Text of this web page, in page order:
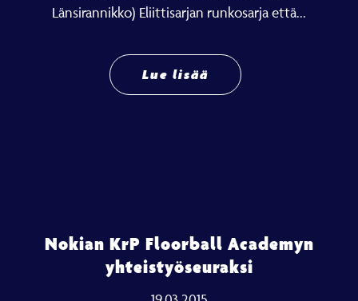
Länsirannikko) Eliittisarjan runkosarja että...
Lue lisää
Nokian KrP Floorball Academyn
yhteistyöseuraksi